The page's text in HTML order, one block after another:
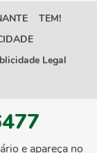
TEM!
Legal
e apareça no